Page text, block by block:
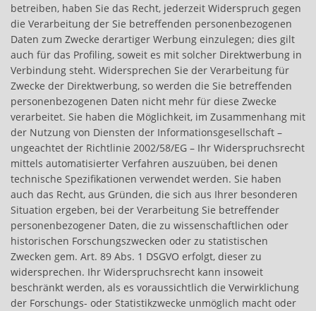
betreiben, haben Sie das Recht, jederzeit Widerspruch gegen
die Verarbeitung der Sie betreffenden personenbezogenen
Daten zum Zwecke derartiger Werbung einzulegen; dies gilt
auch für das Profiling, soweit es mit solcher Direktwerbung in
Verbindung steht. Widersprechen Sie der Verarbeitung für
Zwecke der Direktwerbung, so werden die Sie betreffenden
personenbezogenen Daten nicht mehr für diese Zwecke
verarbeitet. Sie haben die Möglichkeit, im Zusammenhang mit
der Nutzung von Diensten der Informationsgesellschaft –
ungeachtet der Richtlinie 2002/58/EG – Ihr Widerspruchsrecht
mittels automatisierter Verfahren auszuüben, bei denen
technische Spezifikationen verwendet werden. Sie haben
auch das Recht, aus Gründen, die sich aus Ihrer besonderen
Situation ergeben, bei der Verarbeitung Sie betreffender
personenbezogener Daten, die zu wissenschaftlichen oder
historischen Forschungszwecken oder zu statistischen
Zwecken gem. Art. 89 Abs. 1 DSGVO erfolgt, dieser zu
widersprechen. Ihr Widerspruchsrecht kann insoweit
beschränkt werden, als es voraussichtlich die Verwirklichung
der Forschungs- oder Statistikzwecke unmöglich macht oder